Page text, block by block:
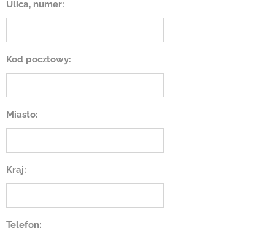
Ulica, numer:
Kod pocztowy:
Miasto:
Kraj:
Telefon: